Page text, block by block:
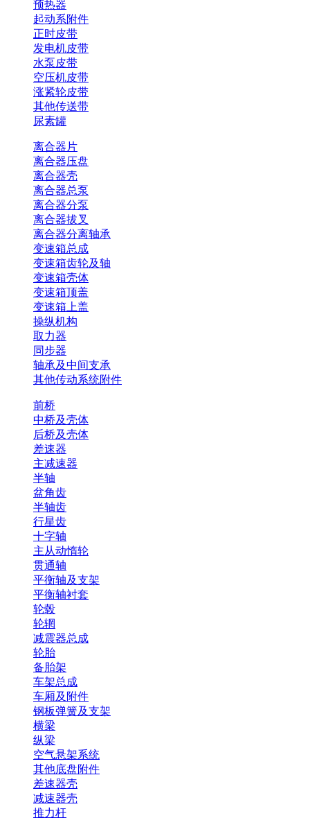
预热器
起动系附件
正时皮带
发电机皮带
水泵皮带
空压机皮带
涨紧轮皮带
其他传送带
尿素罐
离合器片
离合器压盘
离合器壳
离合器总泵
离合器分泵
离合器拔叉
离合器分离轴承
变速箱总成
变速箱齿轮及轴
变速箱壳体
变速箱顶盖
变速箱上盖
操纵机构
取力器
同步器
轴承及中间支承
其他传动系统附件
前桥
中桥及壳体
后桥及壳体
差速器
主减速器
半轴
盆角齿
半轴齿
行星齿
十字轴
主从动惰轮
贯通轴
平衡轴及支架
平衡轴衬套
轮毂
轮辋
减震器总成
轮胎
备胎架
车架总成
车厢及附件
钢板弹簧及支架
横梁
纵梁
空气悬架系统
其他底盘附件
差速器壳
减速器壳
推力杆